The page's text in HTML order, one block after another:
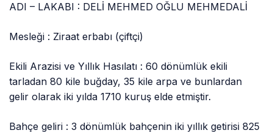
ADI – LAKABI : DELİ MEHMED OĞLU MEHMEDALİ
Mesleği : Ziraat erbabı (çiftçi)
Ekili Arazisi ve Yıllık Hasılatı : 60 dönümlük ekili
tarladan 80 kile buğday, 35 kile arpa ve bunlardan
gelir olarak iki yılda 1710 kuruş elde etmiştir.
Bahçe geliri : 3 dönümlük bahçenin iki yıllık getirisi 825